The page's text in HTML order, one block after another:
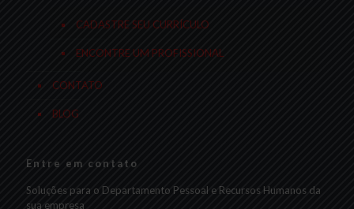
CADASTRE SEU CURRÍCULO
ENCONTRE UM PROFISSIONAL
CONTATO
BLOG
Entre em contato
Soluções para o Departamento Pessoal e Recursos Humanos da
sua empresa